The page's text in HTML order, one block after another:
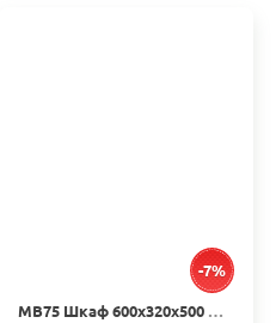
-7%
МВ75 Шкаф 600х320х500 Дуб